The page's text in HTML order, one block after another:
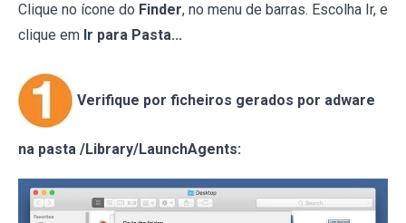
Clique no ícone do Finder, no menu de barras. Escolha Ir, e
clique em Ir para Pasta...
Verifique por ficheiros gerados por adware
na pasta /Library/LaunchAgents: